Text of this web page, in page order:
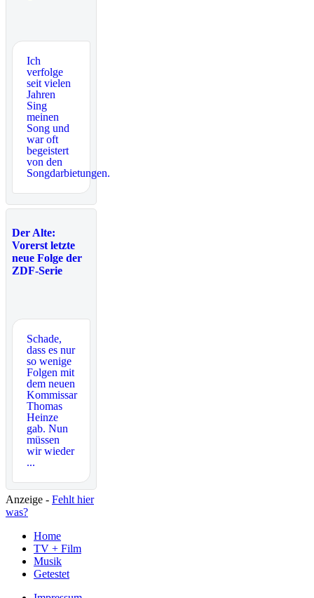
Ich
verfolge
seit vielen
Jahren
Sing
meinen
Song und
war oft
begeistert
von den
Songdarbietungen.
Der Alte:
Vorerst letzte
neue Folge der
ZDF-Serie
Schade,
dass es nur
so wenige
Folgen mit
dem neuen
Kommissar
Thomas
Heinze
gab. Nun
müssen
wir wieder
...
Anzeige - Fehlt hier
was?
Home
TV + Film
Musik
Getestet